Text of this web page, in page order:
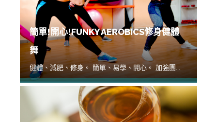
簡單!開心!FUNKY AEROBICS修身健體
舞
健體、減肥、修身。 簡單、易學、開心。 加強團...